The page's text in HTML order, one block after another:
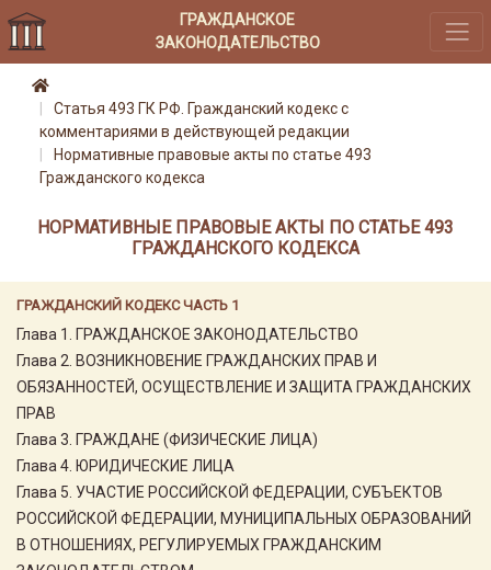
ГРАЖДАНСКОЕ
ЗАКОНОДАТЕЛЬСТВО
ГРАЖДАНСКИЙ КОДЕКС ЧАСТЬ 1
Глава 1. ГРАЖДАНСКОЕ ЗАКОНОДАТЕЛЬСТВО
Глава 2. ВОЗНИКНОВЕНИЕ ГРАЖДАНСКИХ ПРАВ И
ОБЯЗАННОСТЕЙ, ОСУЩЕСТВЛЕНИЕ И ЗАЩИТА ГРАЖДАНСКИХ
ПРАВ
Глава 3. ГРАЖДАНЕ (ФИЗИЧЕСКИЕ ЛИЦА)
Глава 4. ЮРИДИЧЕСКИЕ ЛИЦА
Глава 5. УЧАСТИЕ РОССИЙСКОЙ ФЕДЕРАЦИИ, СУБЪЕКТОВ
РОССИЙСКОЙ ФЕДЕРАЦИИ, МУНИЦИПАЛЬНЫХ ОБРАЗОВАНИЙ
В ОТНОШЕНИЯХ, РЕГУЛИРУЕМЫХ ГРАЖДАНСКИМ
Статья 493 ГК РФ. Гражданский кодекс с
комментариями в действующей редакции
Нормативные правовые акты по статье 493
Гражданского кодекса
НОРМАТИВНЫЕ ПРАВОВЫЕ АКТЫ ПО СТАТЬЕ 493
ГРАЖДАНСКОГО КОДЕКСА